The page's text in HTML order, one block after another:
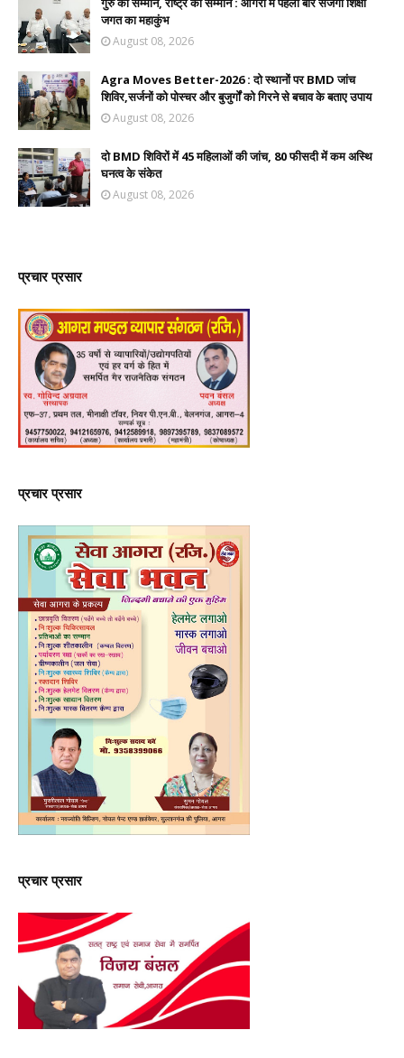
जगत का महाकुंभ
August 08, 2026
Agra Moves Better-2026 : दो स्थानों पर BMD जांच
शिविर,सर्जनों को पोस्चर और बुजुर्गों को गिरने से बचाव के बताए उपाय
August 08, 2026
दो BMD शिविरों में 45 महिलाओं की जांच, 80 फीसदी में कम अस्थि
घनत्व के संकेत
August 08, 2026
प्रचार प्रसार
प्रचार प्रसार
प्रचार प्रसार